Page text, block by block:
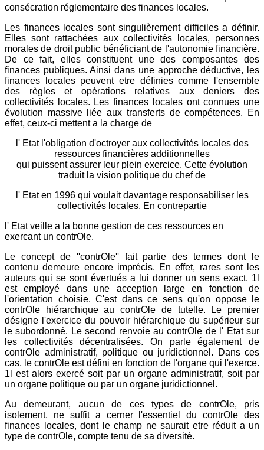
consécration réglementaire des finances locales.
Les finances locales sont singulièrement difficiles a définir.
Elles sont rattachées aux collectivités locales, personnes
morales de droit public bénéficiant de l'autonomie financière.
De ce fait, elles constituent une des composantes des
finances publiques. Ainsi dans une approche déductive, les
finances locales peuvent etre définies comme l'ensemble
des règles et opérations relatives aux deniers des
collectivités locales. Les finances locales ont connues une
évolution massive liée aux transferts de compétences. En
effet, ceux-ci mettent a la charge de
l' Etat l'obligation d'octroyer aux collectivités locales des
ressources financières additionnelles
qui puissent assurer leur plein exercice. Cette évolution
traduit la vision politique du chef de
l' Etat en 1996 qui voulait davantage responsabiliser les
collectivités locales. En contrepartie
l' Etat veille a la bonne gestion de ces ressources en
exercant un contrOle.
Le concept de ''contrOle'' fait partie des termes dont le
contenu demeure encore imprécis. En effet, rares sont les
auteurs qui se sont évertués a lui donner un sens exact. 1l
est employé dans une acception large en fonction de
l'orientation choisie. C'est dans ce sens qu'on oppose le
contrOle hiérarchique au contrOle de tutelle. Le premier
désigne l'exercice du pouvoir hiérarchique du supérieur sur
le subordonné. Le second renvoie au contrOle de l' Etat sur
les collectivités décentralisées. On parle également de
contrOle administratif, politique ou juridictionnel. Dans ces
cas, le contrOle est défini en fonction de l'organe qui l'exerce.
1l est alors exercé soit par un organe administratif, soit par
un organe politique ou par un organe juridictionnel.
Au demeurant, aucun de ces types de contrOle, pris
isolement, ne suffit a cerner l'essentiel du contrOle des
finances locales, dont le champ ne saurait etre réduit a un
type de contrOle, compte tenu de sa diversité.